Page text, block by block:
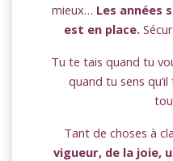
mieux… Les années
est en place.
Tu te tais quand tu
quand tu sens
Tant de choses à
vigueur, de la joie,